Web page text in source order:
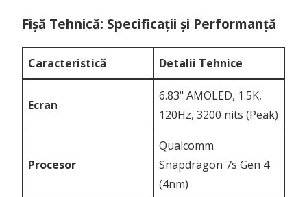
Fișă Tehnică: Specificații și Performanță
Caracteristică Detalii Tehnice
Ecran
6.83" AMOLED, 1.5K,
120Hz, 3200 nits (Peak)
Procesor
Qualcomm
Snapdragon 7s Gen 4
(4nm)